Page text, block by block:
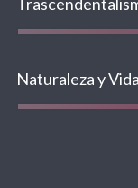
Naturaleza y